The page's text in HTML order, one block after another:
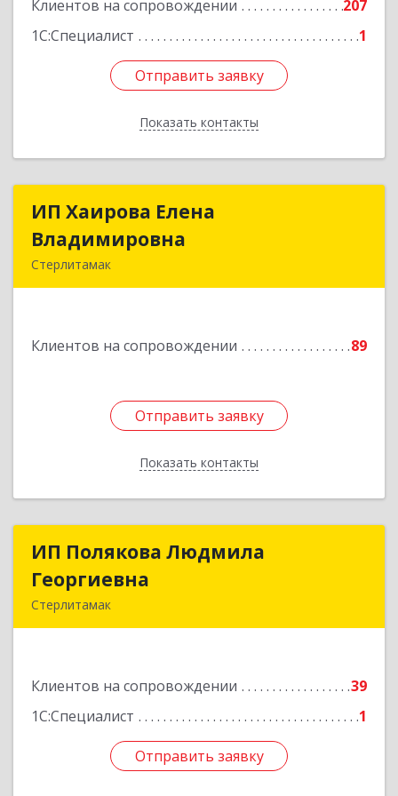
Клиентов на сопровождении
207
1С:Специалист
1
Отправить заявку
Показать контакты
Отправить заявку
Назад
ИП Хаирова Елена
Владимировна
Стерлитамак
Клиентов на сопровождении 89
Отправить заявку
Показать контакты
ИП Хаирова Елена
Отправить заявку
Назад
ИП Полякова Людмила
Георгиевна
Стерлитамак
Клиентов на сопровождении
39
1С:Специалист
1
Отправить заявку
ИП Полякова Людмила
Подробнее
Отправить заявку